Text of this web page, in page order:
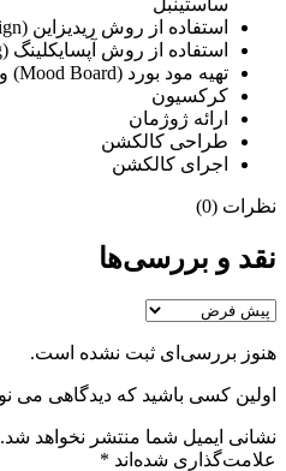
استفاده از روش ریدیزاین (Re-design)
استفاده از روش آپسایکلینگ (upcycling)
تهیه مود بورد (Mood Board) و رنج پلن (Range Plan)
کرکسیون
ارائه ژوژمان
طراحی کالکشن
اجرای کالکشن
نظرات (0)
نقد و بررسی‌ها
هنوز بررسی‌ای ثبت نشده است.
اولین کسی باشید که دیدگاهی می
نشانی ایمیل شما منتشر نخواهد شد.
علامت‌گذاری شده‌اند *